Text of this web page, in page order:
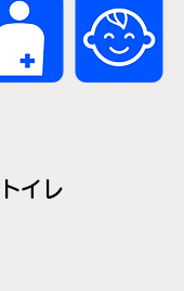
トイレ